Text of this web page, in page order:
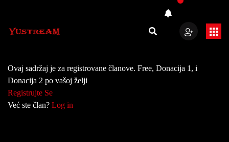
Ovaj sadržaj je za registrovane članove. Free, Donacija 1, i
Donacija 2 po vašoj želji
Registrujte Se
Već ste član? Log in